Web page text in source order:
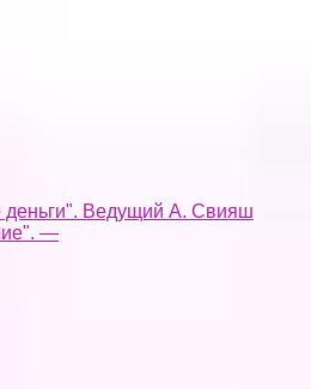
деньги". Ведущий А. Свияш
—